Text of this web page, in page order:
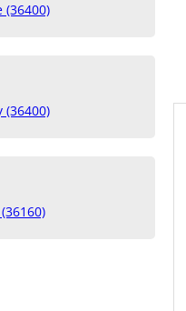
(36400)
(36400)